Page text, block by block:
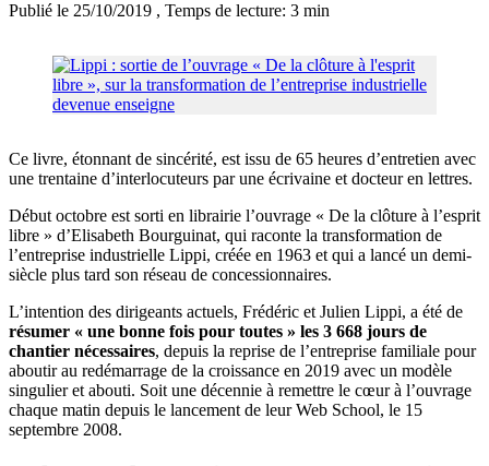
Publié le 25/10/2019 , Temps de lecture: 3 min
Ce livre, étonnant de sincérité, est issu de 65 heures d’entretien avec
une trentaine d’interlocuteurs par une écrivaine et docteur en lettres.
Début octobre est sorti en librairie l’ouvrage « De la clôture à l’esprit
libre » d’Elisabeth Bourguinat, qui raconte la transformation de
l’entreprise industrielle Lippi, créée en 1963 et qui a lancé un demi-
siècle plus tard son réseau de concessionnaires.
L’intention des dirigeants actuels, Frédéric et Julien Lippi, a été de
résumer « une bonne fois pour toutes » les 3 668 jours de
chantier nécessaires, depuis la reprise de l’entreprise familiale pour
aboutir au redémarrage de la croissance en 2019 avec un modèle
singulier et abouti. Soit une décennie à remettre le cœur à l’ouvrage
chaque matin depuis le lancement de leur Web School, le 15
septembre 2008.